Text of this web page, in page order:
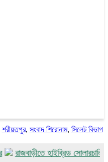
রাজবাড়ীতে হাইব্রিড সোলারচালিত
শরীয়তপুর, সংবাদ শিরোনাম, সিলেট বিভাগ